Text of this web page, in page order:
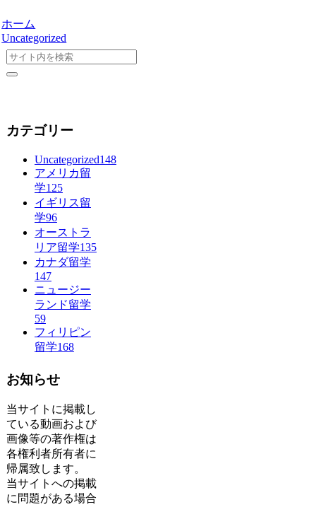
ホーム
Uncategorized
カテゴリー
Uncategorized148
アメリカ留
学125
イギリス留
学96
オーストラ
リア留学135
カナダ留学
147
ニュージー
ランド留学
59
フィリピン
留学168
お知らせ
当サイトに掲載し
ている動画および
画像等の著作権は
各権利者所有者に
帰属致します。
当サイトへの掲載
に問題がある場合